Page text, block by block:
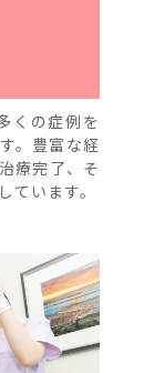
くの症例を
。豊富な経
療完了、そ
います。